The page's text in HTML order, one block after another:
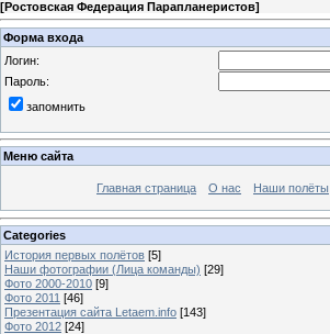
[Ростовская Федерация Парапланеристов]
Форма входа
Логин:
Пароль:
запомнить
Меню сайта
Главная страница О нас Наши полёты
Categories
История первых полётов [5]
Наши фотографии (Лица команды) [29]
Фото 2000-2010 [9]
Фото 2011 [46]
Презентация сайта Letaem.info [143]
Фото 2012 [24]